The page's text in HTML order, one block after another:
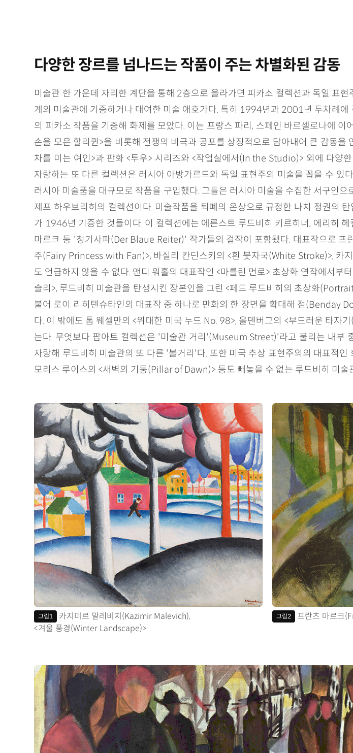
다양한 장르를 넘나드는 작품이 주는 차별화된 감동
미술관 한 가운데 자리한 계단을 통해 2층으로 올라가면 피카소 컬렉션과 독일 표
계의 미술관에 기증하거나 대여한 미술 애호가다. 특히 1994년과 2001년 두차례
의 피카소 작품을 기증해 화제를 모았다. 이는 프랑스 파리, 스페인 바르셀로나에
손을 모은 할리퀸>을 비롯해 전쟁의 비극과 공포를 상징적으로 담아내어 큰 감동
차를 미는 여인>과 판화 <투우> 시리즈와 <작업실에서(In the Studio)> 외에 다양
자랑하는 또 다른 컬렉션은 러시아 아방가르드와 독일 표현주의 미술을 꼽을 수
러시아 미술품을 대규모로 작품을 구입했다. 그들은 러시아 미술을 수집한 서구인
제프 하우브리히의 컬렉션이다. 미술작품을 퇴폐의 온상으로 규정한 나치 정권의
가 1946년 기증한 것들이다. 이 컬렉션에는 에른스트 루드비히 키르히너, 에리히
마르크 등 '청기사파(Der Blaue Reiter)' 작가들의 걸작이 포함됐다. 대표작으로
주(Fairy Princess with Fan)>, 바실리 칸딘스키의 <흰 붓자국(White Stroke)>, 카
도 언급하지 않을 수 없다. 앤디 워홀의 대표작인 <마를린 먼로> 초상화 연작에서부
슬리>, 루드비히 미술관을 탄생시킨 장본인을 그린 <페드 루드비히의 초상화
불어 로이 리히텐슈타인의 대표작 중 하나로 만화의 한 장면을 확대해 점(Benday
다. 이 밖에도 톰 웨셀만의 <위대한 미국 누드 No. 98>, 올덴버그의 <부드러운 타
는다. 무엇보다 팝아트 컬렉션은 '미술관 거리'(Museum Street)'라고 불리는 내부
자랑해 루드비히 미술관의 또 다른 '볼거리'다. 또한 미국 추상 표현주의의 대표적
모리스 루이스의 <새벽의 기둥(Pillar of Dawn)> 등도 빼놓을 수 없는 루드비히 미술
그림1
카지미르 말레비치(Kazimir Malevich),
<겨울 풍경(Winter Landscape)>
그림2 프란츠 마르크